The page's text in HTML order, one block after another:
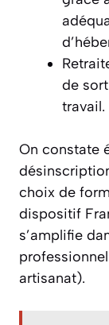
de
travail.
On constate
choix de
dispositif
s’amplifie
artisanat).